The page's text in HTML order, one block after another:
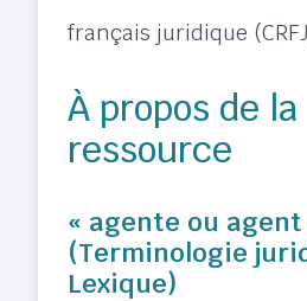
français juridique
À propos de la
ressource
« agente ou agent
(Terminologie
Lexique)